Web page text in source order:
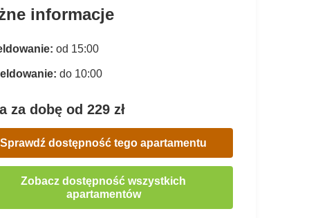
informacje
od 15:00
do 10:00
za dobę od 229 zł
Sprawdź dostępność tego apartamentu
Zobacz dostępność wszystkich
apartamentów